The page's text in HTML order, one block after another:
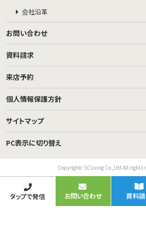
タップで発信 お問い合わせ 資料
会社沿革
お問い合わせ
資料請求
来店予約
個人情報保護方針
サイトマップ
PC表示に切り替え
Copyrightc SCLiving Co.,Ltd.All rights